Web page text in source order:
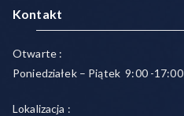
Kontakt
Otwarte :
Poniedziałek – Piątek 9:00 -17:00
Lokalizacja :